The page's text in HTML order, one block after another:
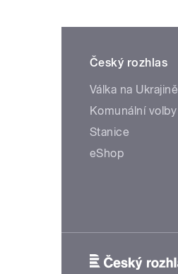
Český rozhlas
Válka na Ukrajině
Komunální volby
Stanice
eShop